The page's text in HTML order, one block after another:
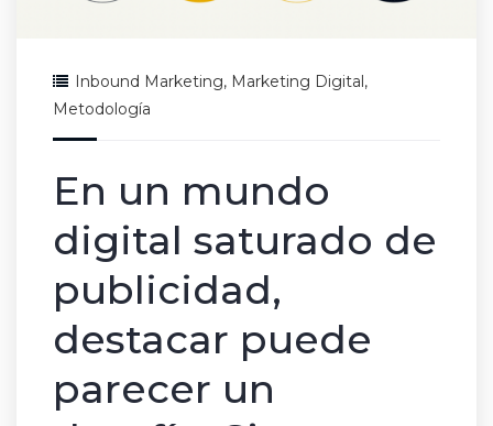
Inbound Marketing, Marketing Digital,
Metodología
En un mundo
digital saturado de
publicidad,
destacar puede
parecer un